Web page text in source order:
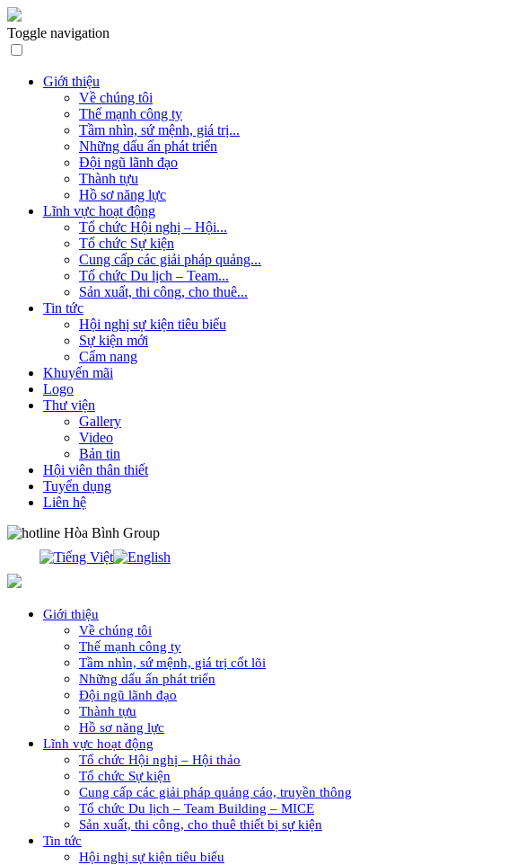
Toggle navigation
Giới thiệu
Về chúng tôi
Thế mạnh công ty
Tầm nhìn, sứ mệnh, giá trị...
Những dấu ấn phát triển
Đội ngũ lãnh đạo
Thành tựu
Hồ sơ năng lực
Lĩnh vực hoạt động
Tổ chức Hội nghị – Hội...
Tổ chức Sự kiện
Cung cấp các giải pháp quảng...
Tổ chức Du lịch – Team...
Sản xuất, thi công, cho thuê...
Tin tức
Hội nghị sự kiện tiêu biểu
Sự kiện mới
Cẩm nang
Khuyến mãi
Logo
Thư viện
Gallery
Video
Bản tin
Hội viên thân thiết
Tuyển dụng
Liên hệ
Giới thiệu
Về chúng tôi
Thế mạnh công ty
Tầm nhìn, sứ mệnh, giá trị cốt lõi
Những dấu ấn phát triển
Đội ngũ lãnh đạo
Thành tựu
Hồ sơ năng lực
Lĩnh vực hoạt động
Tổ chức Hội nghị – Hội thảo
Tổ chức Sự kiện
Cung cấp các giải pháp quảng cáo, truyền thông
Tổ chức Du lịch – Team Building – MICE
Sản xuất, thi công, cho thuê thiết bị sự kiện
Tin tức
Hội nghị sự kiện tiêu biểu